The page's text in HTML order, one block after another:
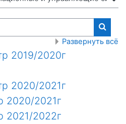
Поиск
Развернуть всё
2019/2020г
2020/2021г
2020/2021г
2021/2022г